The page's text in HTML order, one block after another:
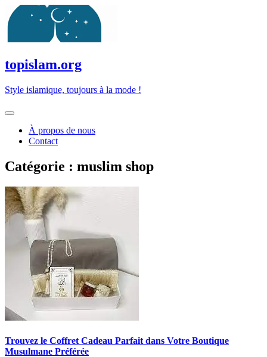
Passer
au
topislam.org
Style islamique, toujours à la mode !
À propos de nous
Contact
Catégorie : muslim shop
Trouvez le Coffret Cadeau Parfait dans Votre Boutique
Musulmane Préférée